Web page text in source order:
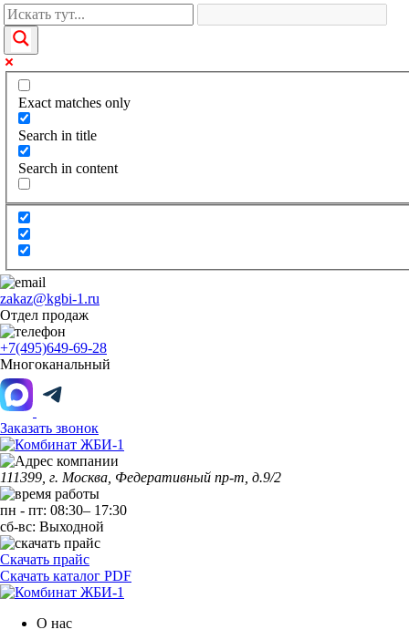
Exact matches only
Search in title
Search in content
zakaz@kgbi-1.ru
Отдел продаж
+7(495)649-69-28
Многоканальный
Заказать звонок
111399, г. Москва, Федеративный пр-т, д.9/2
пн - пт: 08:30– 17:30
сб-вс: Выходной
Скачать прайс
Скачать каталог PDF
О нас